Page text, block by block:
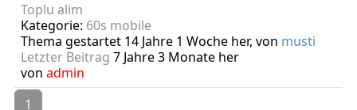
Toplu alim
Kategorie: 60s mobile
Thema gestartet 14 Jahre 1 Woche her, von musti
Letzter Beitrag 7 Jahre 3 Monate her
von admin
1